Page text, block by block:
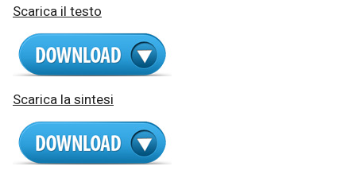
Scarica il testo
Scarica la sintesi